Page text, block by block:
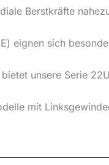
Berstkräfte
eignen sich
unsere Serie
mit